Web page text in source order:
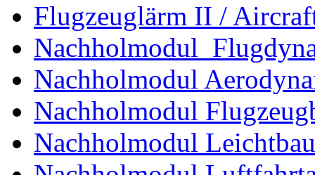
Flugzeuglärm II /
Nachholmodul
Nachholmodul
Nachholmodul
Nachholmodul Leichtbau